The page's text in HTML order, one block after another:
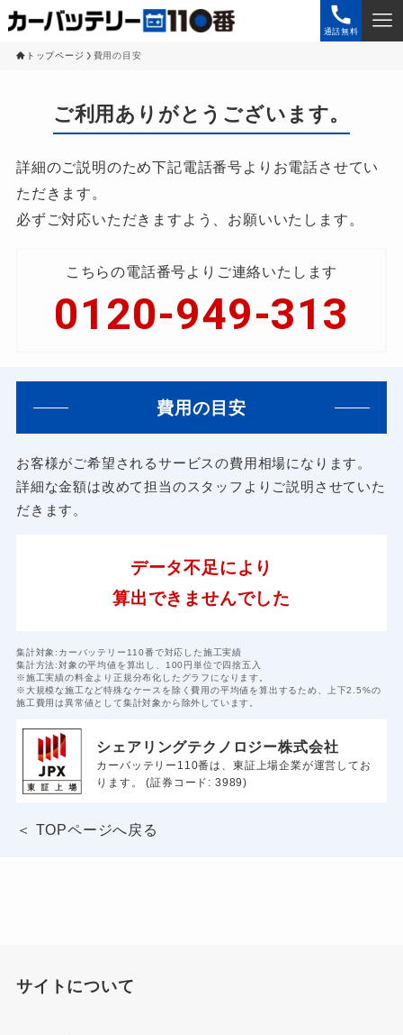
通話無料
トップページ 費用の目安
ご利用ありがとうございます。
詳細のご説明のため下記電話番号よりお電話させてい
ただきます。
必ずご対応いただきますよう、お願いいたします。
こちらの電話番号よりご連絡いたします
0120-949-313
費用の目安
お客様がご希望されるサービスの費用相場になります。
詳細な金額は改めて担当のスタッフよりご説明させていた
だきます。
データ不足により
算出できませんでした
集計対象:カーバッテリー110番で対応した施工実績
集計方法:対象の平均値を算出し、100円単位で四捨五入
※施工実績の料金より正規分布化したグラフになります。
※大規模な施工など特殊なケースを除く費用の平均値を算出するため、上下2.5%の
施工費用は異常値として集計対象から除外しています。
シェアリングテクノロジー株式会社
カーバッテリー110番は、東証上場企業が運営してお
ります。 (証券コード: 3989)
＜ TOPページへ戻る
サイトについて